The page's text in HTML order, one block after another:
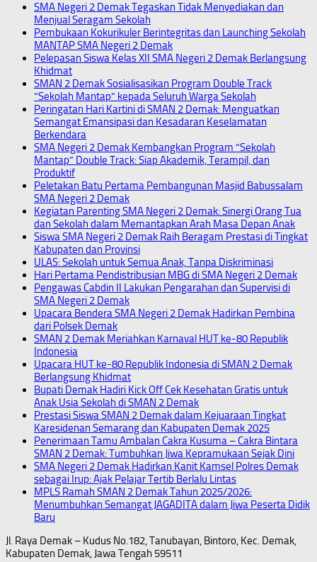
SMA Negeri 2 Demak Tegaskan Tidak Menyediakan dan
Menjual Seragam Sekolah
Pembukaan Kokurikuler Berintegritas dan Launching Sekolah
MANTAP SMA Negeri 2 Demak
Pelepasan Siswa Kelas XII SMA Negeri 2 Demak Berlangsung
Khidmat
SMAN 2 Demak Sosialisasikan Program Double Track
“Sekolah Mantap” kepada Seluruh Warga Sekolah
Peringatan Hari Kartini di SMAN 2 Demak: Menguatkan
Semangat Emansipasi dan Kesadaran Keselamatan
Berkendara
SMA Negeri 2 Demak Kembangkan Program “Sekolah
Mantap” Double Track: Siap Akademik, Terampil, dan
Produktif
Peletakan Batu Pertama Pembangunan Masjid Babussalam
SMA Negeri 2 Demak
Kegiatan Parenting SMA Negeri 2 Demak: Sinergi Orang Tua
dan Sekolah dalam Memantapkan Arah Masa Depan Anak
Siswa SMA Negeri 2 Demak Raih Beragam Prestasi di Tingkat
Kabupaten dan Provinsi
ULAS: Sekolah untuk Semua Anak, Tanpa Diskriminasi
Hari Pertama Pendistribusian MBG di SMA Negeri 2 Demak
Pengawas Cabdin II Lakukan Pengarahan dan Supervisi di
SMA Negeri 2 Demak
Upacara Bendera SMA Negeri 2 Demak Hadirkan Pembina
dari Polsek Demak
SMAN 2 Demak Meriahkan Karnaval HUT ke-80 Republik
Indonesia
Upacara HUT ke-80 Republik Indonesia di SMAN 2 Demak
Berlangsung Khidmat
Bupati Demak Hadiri Kick Off Cek Kesehatan Gratis untuk
Anak Usia Sekolah di SMAN 2 Demak
Prestasi Siswa SMAN 2 Demak dalam Kejuaraan Tingkat
Karesidenan Semarang dan Kabupaten Demak 2025
Penerimaan Tamu Ambalan Cakra Kusuma – Cakra Bintara
SMAN 2 Demak: Tumbuhkan Jiwa Kepramukaan Sejak Dini
SMA Negeri 2 Demak Hadirkan Kanit Kamsel Polres Demak
sebagai Irup: Ajak Pelajar Tertib Berlalu Lintas
MPLS Ramah SMAN 2 Demak Tahun 2025/2026:
Menumbuhkan Semangat JAGADITA dalam Jiwa Peserta Didik
Baru
Jl. Raya Demak – Kudus No.182, Tanubayan, Bintoro, Kec. Demak,
Kabupaten Demak, Jawa Tengah 59511